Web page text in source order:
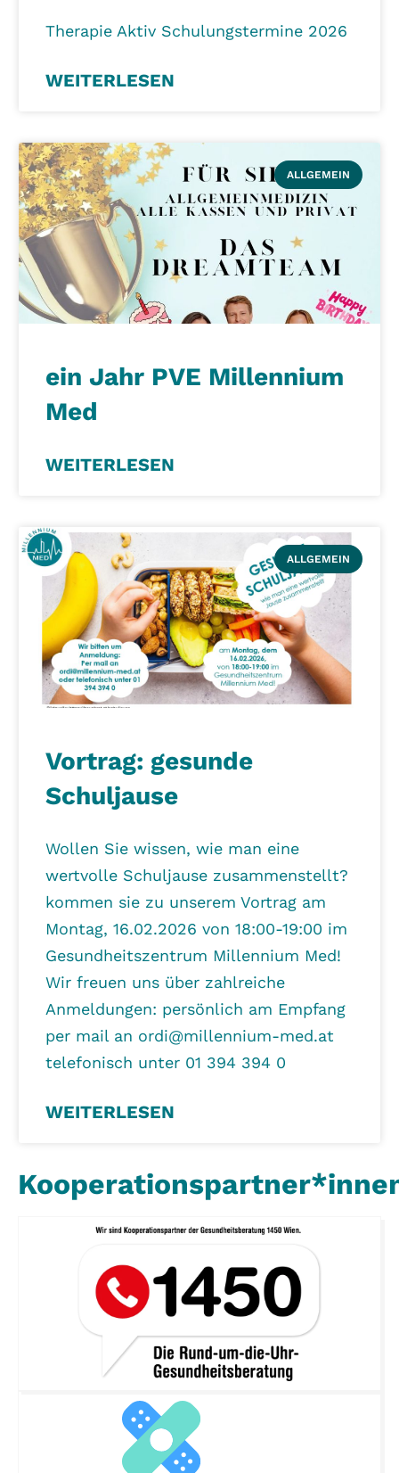
Therapie Aktiv Schulungstermine 2026
WEITERLESEN
ALLGEMEIN
ein Jahr PVE Millennium
Med
WEITERLESEN
ALLGEMEIN
Vortrag: gesunde
Schuljause
Wollen Sie wissen, wie man eine
wertvolle Schuljause zusammenstellt?
kommen sie zu unserem Vortrag am
Montag, 16.02.2026 von 18:00-19:00 im
Gesundheitszentrum Millennium Med!
Wir freuen uns über zahlreiche
Anmeldungen: persönlich am Empfang
per mail an ordi@millennium-med.at
telefonisch unter 01 394 394 0
WEITERLESEN